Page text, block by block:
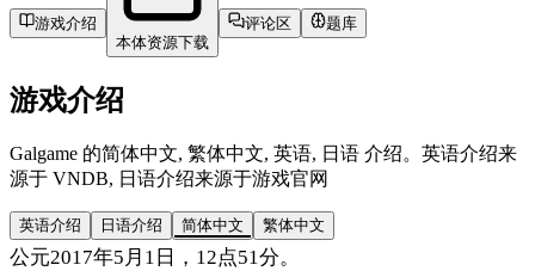
游戏介绍
本体资源下载
评论区 题库
游戏介绍
Galgame 的简体中文, 繁体中文, 英语, 日语 介绍。英语介绍来
源于 VNDB, 日语介绍来源于游戏官网
英语介绍 日语介绍 简体中文 繁体中文
公元2017年5月1日，12点51分。